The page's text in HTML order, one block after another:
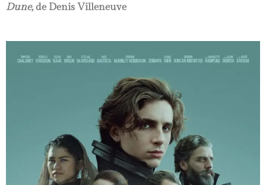
Dune,de Denis Villeneuve